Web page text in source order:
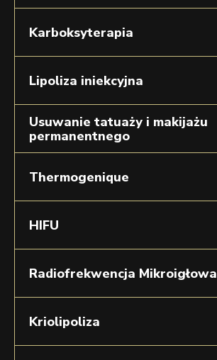
Karboksyterapia
Lipoliza iniekcyjna
Usuwanie tatuaży i makijażu
permanentnego
Thermogenique
HIFU
Radiofrekwencja Mikroigłowa
Kriolipoliza